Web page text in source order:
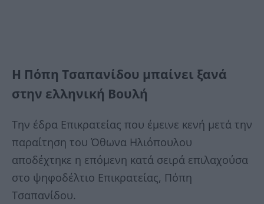
Η Πόπη Τσαπανίδου μπαίνει ξανά
στην ελληνική Βουλή
Tην έδρα Επικρατείας που έμεινε κενή μετά την
παραίτηση του Όθωνα Ηλιόπουλου
αποδέχτηκε η επόμενη κατά σειρά επιλαχούσα
στο ψηφοδέλτιο Επικρατείας, Πόπη
Τσαπανίδου.